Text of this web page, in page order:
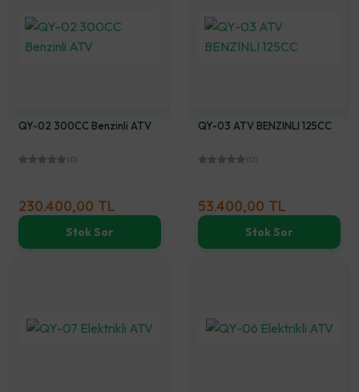
QY-02 300CC Benzinli ATV
(0)
230.400,00 TL
Stok Sor
QY-03 ATV BENZINLI 125CC
(0)
53.400,00 TL
Stok Sor